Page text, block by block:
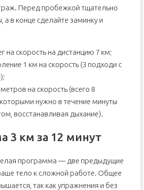
Перед пробежкой тщательно
в конце сделайте заминку и
на скорость на дистанцию 7 км;
1 км на скорость (3 подходи с
на скорость (всего 8
нужно в течение минуты
восстанавливая дыхание).
3 км за 12 минут
программа — две предыдущие
тело к сложной работе. Общее
так как упражнения и без